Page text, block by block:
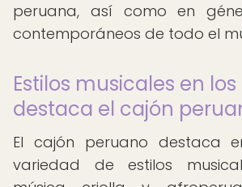
peruana, así como en
contemporáneos de todo el
Estilos musicales en
destaca el cajón
El cajón peruano destaca
variedad de estilos